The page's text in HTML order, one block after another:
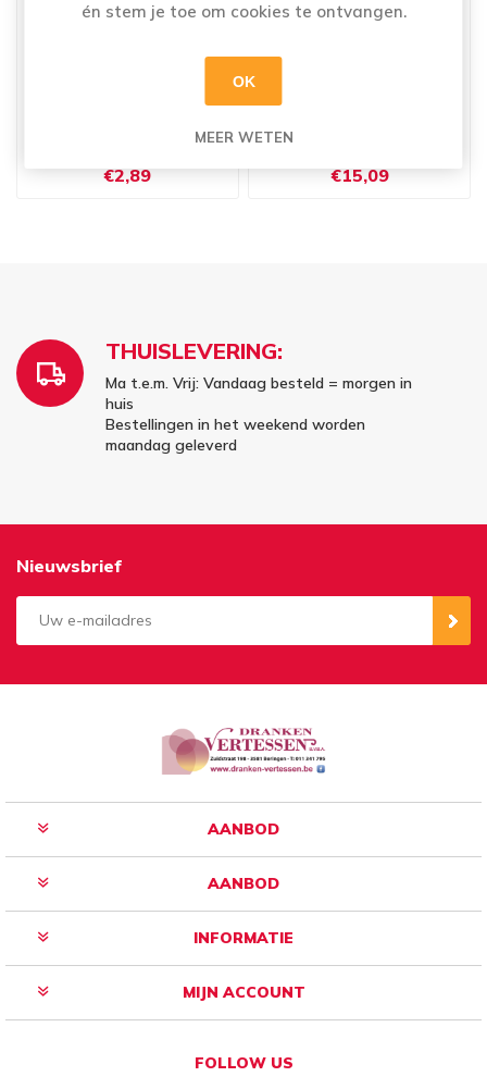
WELDENHOF APPELSAP
€2,89
WELDENHOF APPELSAP
€15,09
THUISLEVERING:
Ma t.e.m. Vrij: Vandaag besteld = morgen in
huis
Bestellingen in het weekend worden
maandag geleverd
Nieuwsbrief
AANBOD
AANBOD
INFORMATIE
MIJN ACCOUNT
FOLLOW US
én stem je toe om cookies te ontvangen.
OK
MEER WETEN